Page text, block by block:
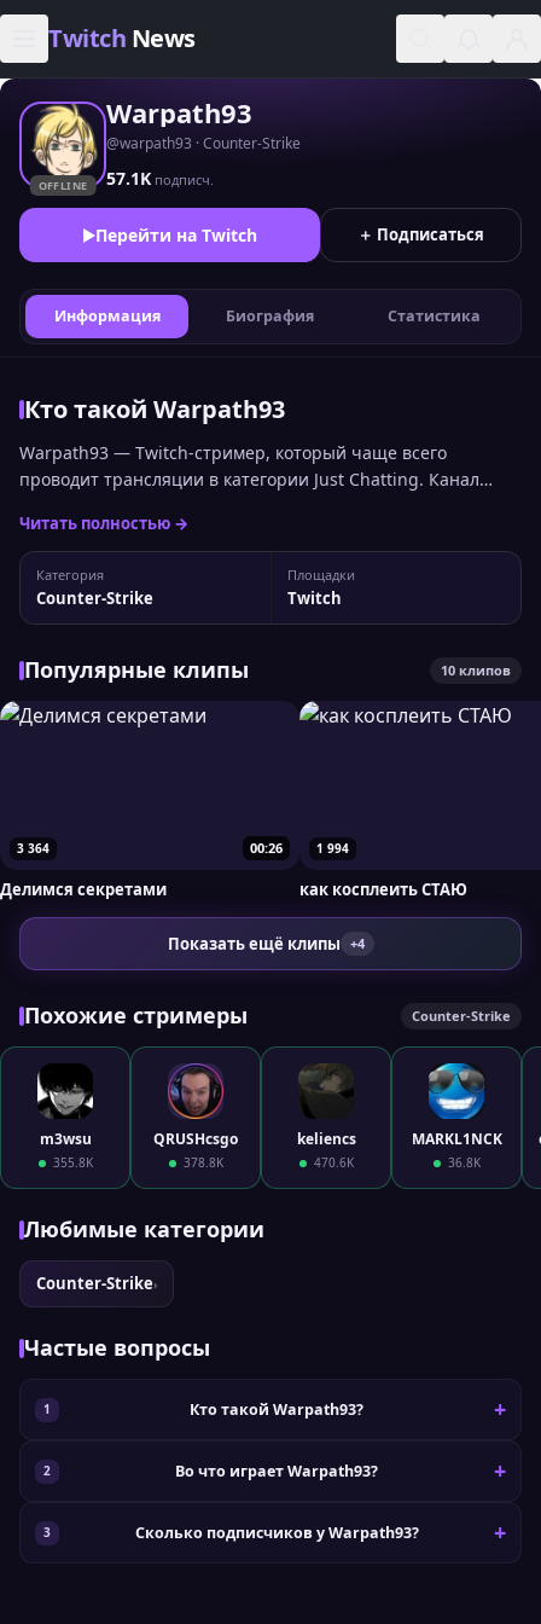
Skip to content
Twitch News
OFFLINE
Warpath93
@warpath93 · Counter-Strike
57.1K подписч.
Перейти на Twitch ＋ Подписаться
Информация Биография Статистика
Кто такой Warpath93
Warpath93 — Twitch-стример, который чаще всего
проводит трансляции в категории Just Chatting. Канал
русскоязычной аудитории и занимает 768 место.
Статистика канала Warpath93 На Twitch у стримера 49 255
подписчиков, а максимальный пик трансляции достигал
1 194 одновременных зрителей. Вы можете...
Читать полностью →
Категория
Counter-Strike
Площадки
Twitch
Популярные клипы 10 клипов
00:26
3 364
Делимся секретами
1 994
как косплеить СТАЮ
Показать ещё клипы +4
Похожие стримеры Counter-Strike
m3wsu
355.8K
QRUSHcsgo
378.8K
keliencs
470.6K
MARKL1NCK
36.8K
Любимые категории
Counter-Strike›
Частые вопросы
Кто такой Warpath93?
Во что играет Warpath93?
Сколько подписчиков у Warpath93?